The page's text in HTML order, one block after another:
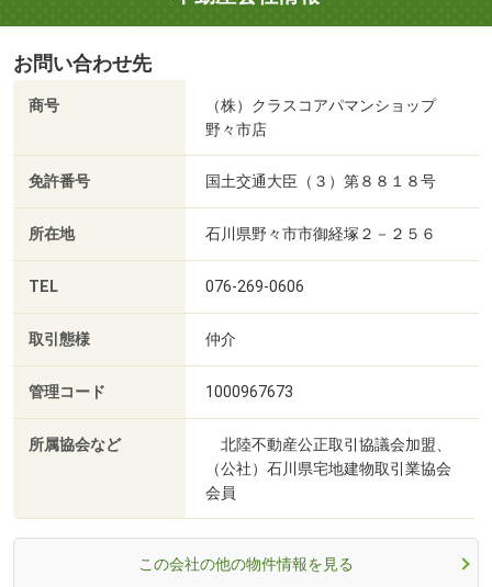
お問い合わせ先
商号
（株）クラスコアパマンショップ
野々市店
免許番号 国土交通大臣（３）第８８１８号
所在地 石川県野々市市御経塚２－２５６
TEL 076-269-0606
取引態様 仲介
管理コード 1000967673
所属協会など
北陸不動産公正取引協議会加盟、
（公社）石川県宅地建物取引業協会
会員
この会社の他の物件情報を見る